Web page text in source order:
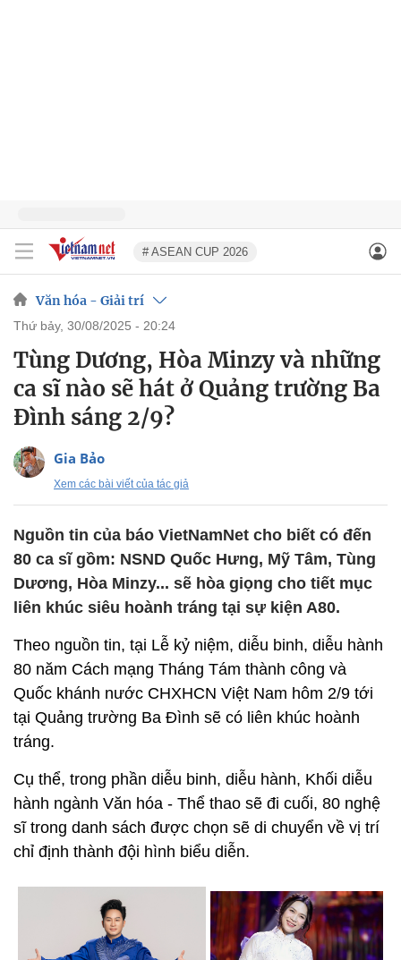
# ASEAN CUP 2026
Văn hóa - Giải trí
thứ bảy, 30/08/2025 - 20:24
Tùng Dương, Hòa Minzy và những
ca sĩ nào sẽ hát ở Quảng trường Ba
Đình sáng 2/9?
Gia Bảo
Xem các bài viết của tác giả
Nguồn tin của báo VietNamNet cho biết có đến
80 ca sĩ gồm: NSND Quốc Hưng, Mỹ Tâm, Tùng
Dương, Hòa Minzy... sẽ hòa giọng cho tiết mục
liên khúc siêu hoành tráng tại sự kiện A80.
Theo nguồn tin, tại Lễ kỷ niệm, diễu binh, diễu hành
80 năm Cách mạng Tháng Tám thành công và
Quốc khánh nước CHXHCN Việt Nam hôm 2/9 tới
tại Quảng trường Ba Đình sẽ có liên khúc hoành
tráng.
Cụ thể, trong phần diễu binh, diễu hành, Khối diễu
hành ngành Văn hóa - Thể thao sẽ đi cuối, 80 nghệ
sĩ trong danh sách được chọn sẽ di chuyển về vị trí
chỉ định thành đội hình biểu diễn.